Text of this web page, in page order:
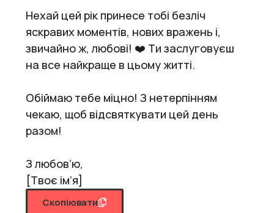
Нехай цей рік принесе тобі безліч
яскравих моментів, нових вражень і,
звичайно ж, любові! ❤️ Ти заслуговуєш
на все найкраще в цьому житті.
Обіймаю тебе міцно! З нетерпінням
чекаю, щоб відсвяткувати цей день
разом!
З любов’ю,
[Твоє ім’я]
Скопіювати